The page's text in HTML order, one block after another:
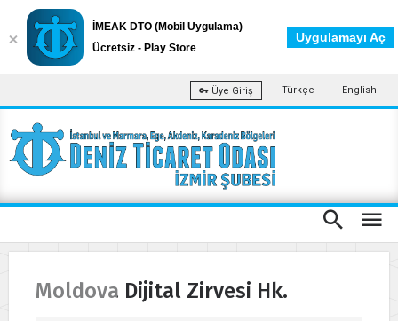
Üye Giriş Türkçe English
Moldova Dijital Zirvesi Hk.
İMEAK DTO (Mobil Uygulama)
Ücretsiz - Play Store
Uygulamayı Aç